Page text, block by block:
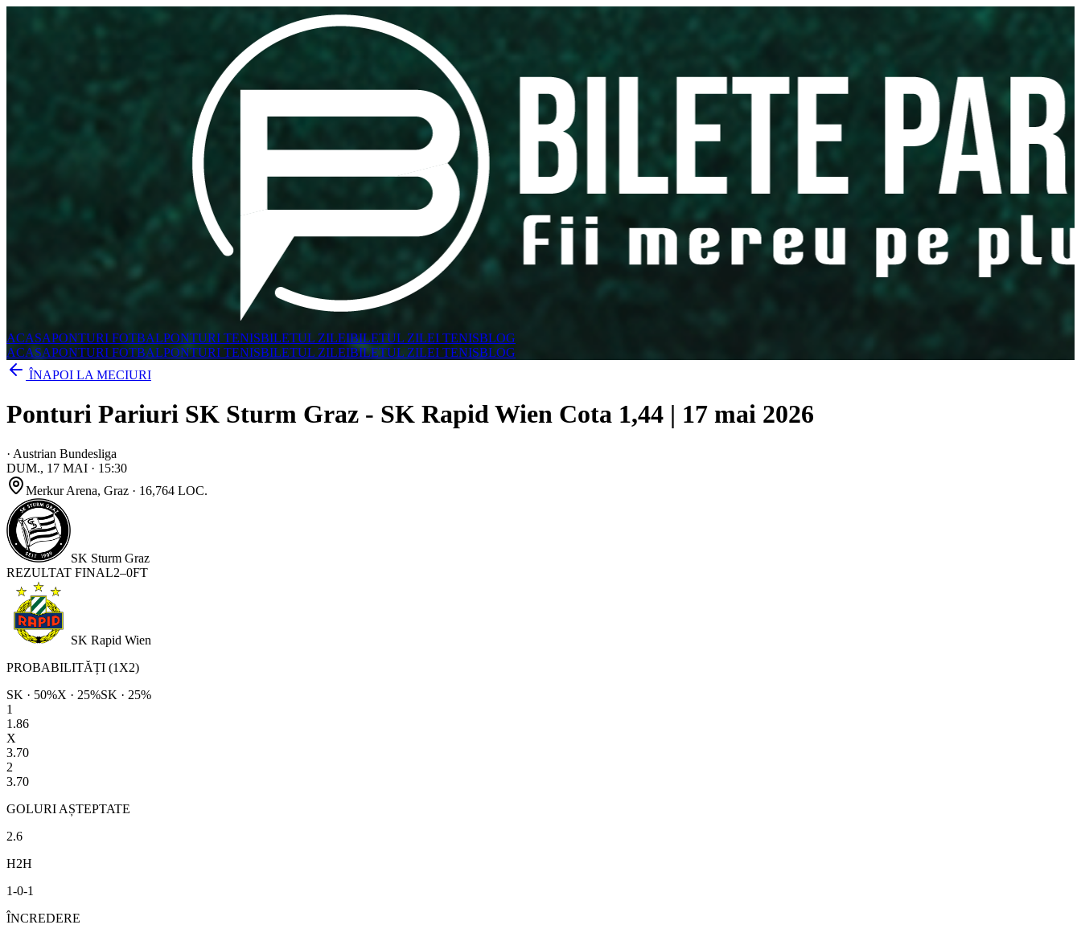
ACASAPONTURI FOTBALPONTURI TENISBILETUL ZILEIBILETUL ZILEI TENISBLOG
ACASAPONTURI FOTBALPONTURI TENISBILETUL ZILEIBILETUL ZILEI TENISBLOG
ÎNAPOI LA MECIURI
Ponturi Pariuri SK Sturm Graz - SK Rapid Wien Cota 1,44 | 17 mai 2026
· Austrian Bundesliga
DUM., 17 MAI · 15:30
Merkur Arena, Graz · 16,764 LOC.
SK Sturm Graz
REZULTAT FINAL2–0FT
SK Rapid Wien
PROBABILITĂȚI (1X2)
SK · 50%X · 25%SK · 25%
1
1.86
X
3.70
2
3.70
GOLURI AȘTEPTATE
2.6
H2H
1-0-1
ÎNCREDERE